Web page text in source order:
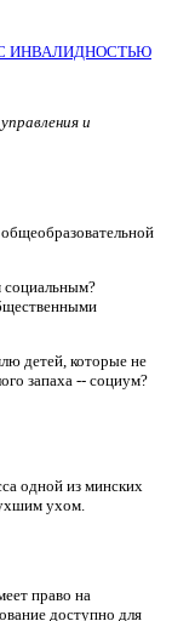
ИНВАЛИДНОСТЬЮ
и
социальным?
детей, которые не
запаха -- социум?
одной из минских
ухом.
право на
доступно для